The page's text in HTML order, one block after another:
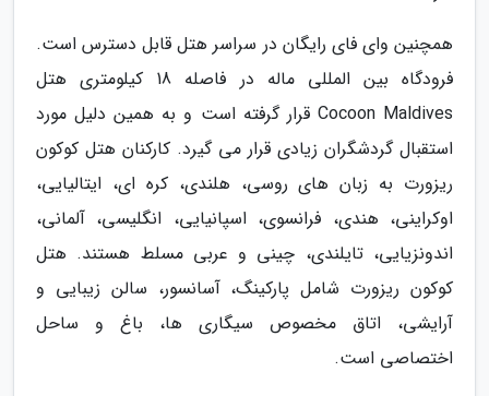
همچنین وای فای رایگان در سراسر هتل قابل دسترس است.
فرودگاه بین المللی ماله در فاصله 18 کیلومتری هتل
Cocoon Maldives قرار گرفته است و به همین دلیل مورد
استقبال گردشگران زیادی قرار می گیرد. کارکنان هتل کوکون
ریزورت به زبان های روسی، هلندی، کره ای، ایتالیایی،
اوکراینی، هندی، فرانسوی، اسپانیایی، انگلیسی، آلمانی،
اندونزیایی، تایلندی، چینی و عربی مسلط هستند. هتل
کوکون ریزورت شامل پارکینگ، آسانسور، سالن زیبایی و
آرایشی، اتاق مخصوص سیگاری ها، باغ و ساحل
اختصاصی است.